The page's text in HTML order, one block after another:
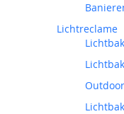
Lichtreclame
Lichtbak